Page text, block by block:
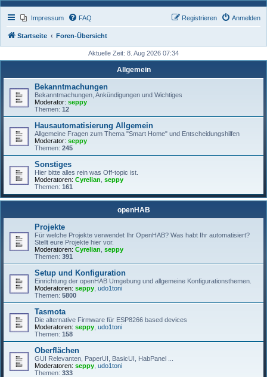
Impressum FAQ Anmelden
Registrieren
Startseite Foren-Übersicht
Aktuelle Zeit: 8. Aug 2026 07:34
Allgemein
Bekanntmachungen
Bekanntmachungen, Ankündigungen und Wichtiges
Moderator: seppy
Themen: 12
Hausautomatisierung Allgemein
Allgemeine Fragen zum Thema "Smart Home" und Entscheidungshilfen
Moderator: seppy
Themen: 245
Sonstiges
Hier bitte alles rein was Off-topic ist.
Moderatoren: Cyrelian seppy
Themen: 161
openHAB
Projekte
Für welche Projekte verwendet Ihr OpenHAB? Was habt Ihr automatisiert?
Stellt eure Projekte hier vor.
Moderatoren: Cyrelian seppy
Themen: 391
Setup und Konfiguration
Einrichtung der openHAB Umgebung und allgemeine Konfigurationsthemen.
Moderatoren: seppy udo1toni
Themen: 5800
Tasmota
Die alternative Firmware für ESP8266 based devices
Moderatoren: seppy udo1toni
Themen: 158
Oberflächen
GUI Relevanten, PaperUI, BasicUI, HabPanel ...
Moderatoren: seppy udo1toni
Themen: 333